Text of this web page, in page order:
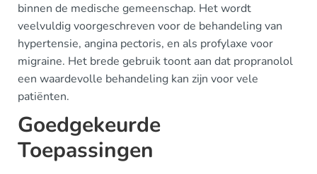
binnen de medische gemeenschap. Het wordt
veelvuldig voorgeschreven voor de behandeling van
hypertensie, angina pectoris, en als profylaxe voor
migraine. Het brede gebruik toont aan dat propranolol
een waardevolle behandeling kan zijn voor vele
patiënten.
Goedgekeurde
Toepassingen